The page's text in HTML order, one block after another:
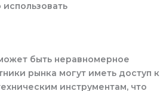
быть неравномерное
рынка могут иметь доступ к
инструментам, что